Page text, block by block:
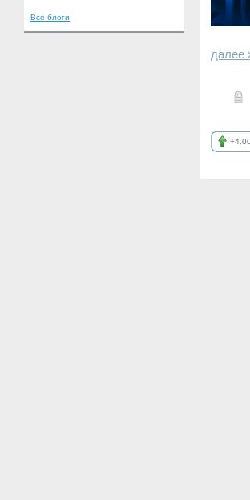
Все блоги
далее
+4.00